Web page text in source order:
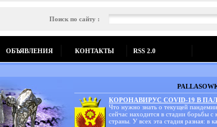
Поиск по сайту :
ОБЪЯВЛЕНИЯ КОНТАКТЫ RSS 2.0
КОРОНАВИРУС COVID-19 В
Что нужно знать о текущей
сейчас находится в стадии борьбы
страны. У всех эта стадия разная: в